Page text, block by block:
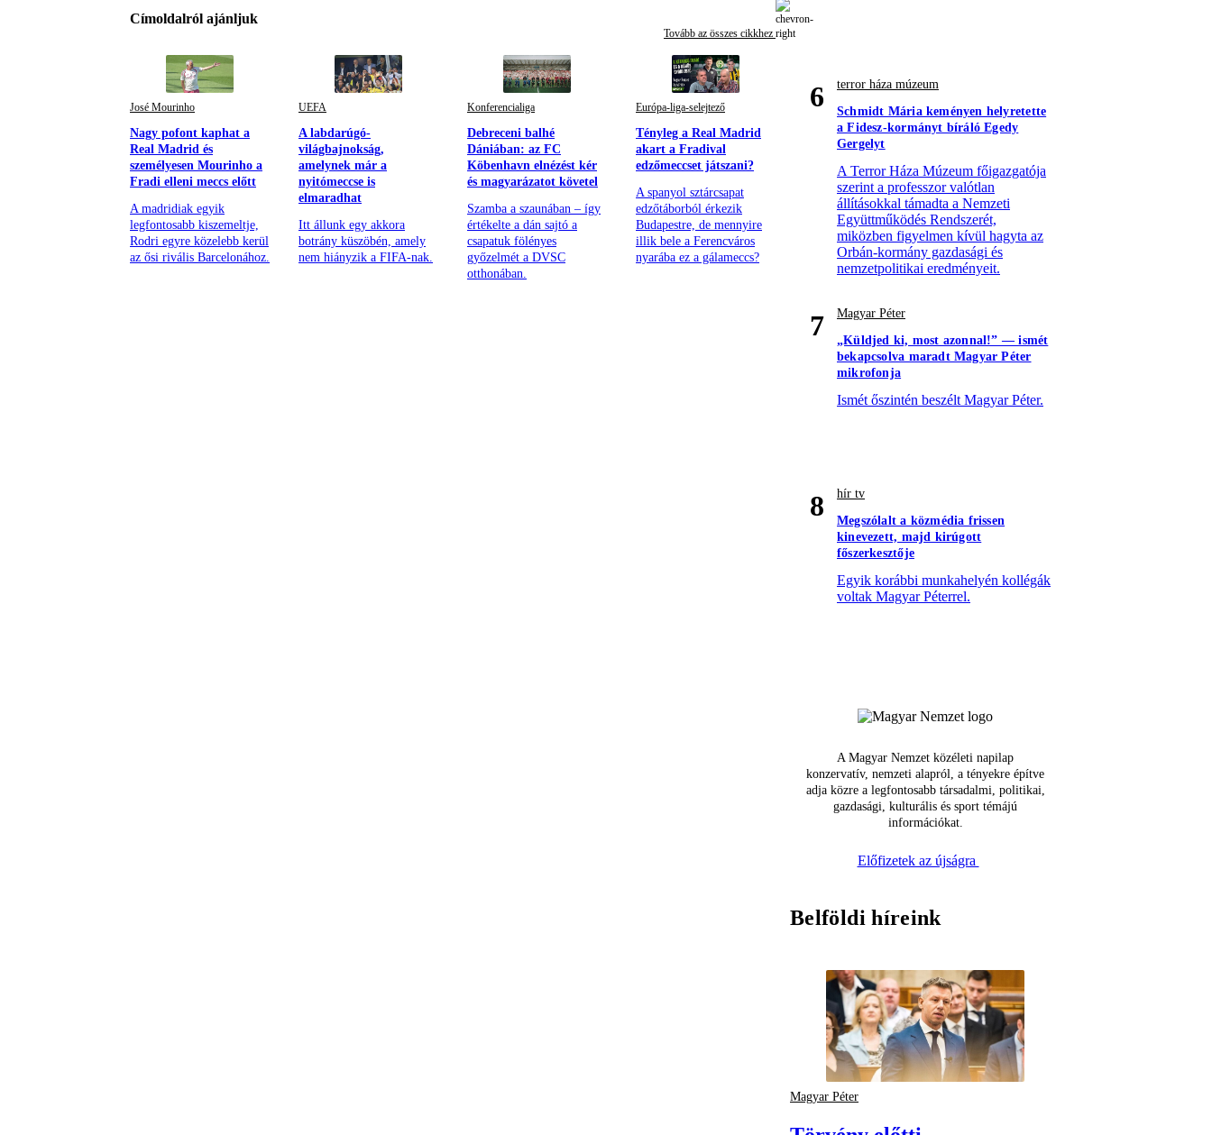
Címoldalról ajánljuk
Tovább az összes cikkhez
José Mourinho
Nagy pofont kaphat a
Real Madrid és
személyesen Mourinho a
Fradi elleni meccs előtt
A madridiak egyik
legfontosabb kiszemeltje,
Rodri egyre közelebb kerül
az ősi rivális Barcelonához.
UEFA
A labdarúgó-
világbajnokság,
amelynek már a
nyitómeccse is
elmaradhat
Itt állunk egy akkora
botrány küszöbén, amely
nem hiányzik a FIFA-nak.
Konferencialiga
Debreceni balhé
Dániában: az FC
Köbenhavn elnézést kér
és magyarázatot követel
Szamba a szaunában – így
értékelte a dán sajtó a
csapatuk fölényes
győzelmét a DVSC
otthonában.
Európa-liga-selejtező
Tényleg a Real Madrid
akart a Fradival
edzőmeccset játszani?
A spanyol sztárcsapat
edzőtáborból érkezik
Budapestre, de mennyire
illik bele a Ferencváros
nyarába ez a gálameccs?
6
terror háza múzeum
Schmidt Mária keményen helyretette
a Fidesz-kormányt bíráló Egedy
Gergelyt
A Terror Háza Múzeum főigazgatója
szerint a professzor valótlan
állításokkal támadta a Nemzeti
Együttműködés Rendszerét,
miközben figyelmen kívül hagyta az
Orbán-kormány gazdasági és
nemzetpolitikai eredményeit.
7
Magyar Péter
„Küldjed ki, most azonnal!” — ismét
bekapcsolva maradt Magyar Péter
mikrofonja
Ismét őszintén beszélt Magyar Péter.
8
hír tv
Megszólalt a közmédia frissen
kinevezett, majd kirúgott
főszerkesztője
Egyik korábbi munkahelyén kollégák
voltak Magyar Péterrel.
A Magyar Nemzet közéleti napilap
konzervatív, nemzeti alapról, a tényekre építve
adja közre a legfontosabb társadalmi, politikai,
gazdasági, kulturális és sport témájú
információkat.
Előfizetek az újságra
Belföldi híreink
Magyar Péter